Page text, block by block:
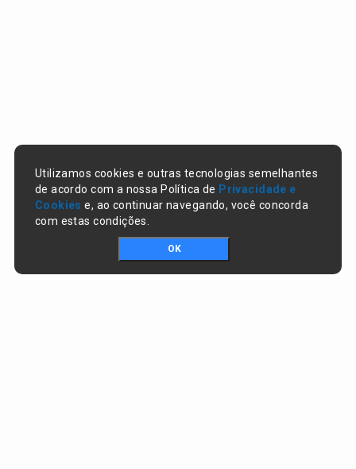
Utilizamos cookies e outras tecnologias semelhantes
de acordo com a nossa Política de Privacidade e
Cookies e, ao continuar navegando, você concorda
com estas condições.
OK